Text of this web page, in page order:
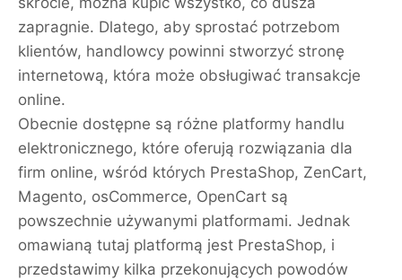
zapragnie. Dlatego, aby sprostać potrzebom
klientów, handlowcy powinni stworzyć stronę
internetową, która może obsługiwać transakcje
online.
Obecnie dostępne są różne platformy handlu
elektronicznego, które oferują rozwiązania dla
firm online, wśród których PrestaShop, ZenCart,
Magento, osCommerce, OpenCart są
powszechnie używanymi platformami. Jednak
omawianą tutaj platformą jest PrestaShop, i
przedstawimy kilka przekonujących powodów